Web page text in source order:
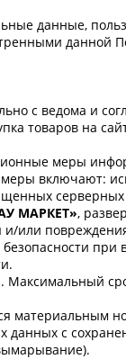
данные,
данной
с ведома и
товаров на
меры
включают:
МАРКЕТ»,
и/или
при
Максимальный
материальным
данных с